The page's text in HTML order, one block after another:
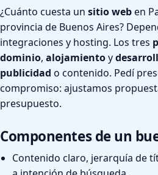
¿Cuánto cuesta un sitio weben
provincia de Buenos Aires?
integraciones y hosting. Los tres
dominio, alojamientoy
publicidad o contenido. Pedí
compromiso: ajustamos
presupuesto.
Componentes de un
Contenido claro, jerarquía de